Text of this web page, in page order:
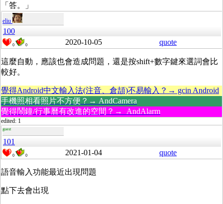
「答。」
eliu
100
0 0 2020-10-05 quote
這麼自動，應該也會造成問題，還是按shift+數字鍵來選詞會比
較好。
覺得Android中文輸入法(注音、倉頡)不易輸入？→ gcin Android
手機照相看照片不方便？→ AndCamera
覺得鬧鐘/行事曆有改進的空間？→ AndAlarm
edited: 1
guest
101
0 0 2021-01-04 quote
語音輸入功能最近出現問題
點下去會出現